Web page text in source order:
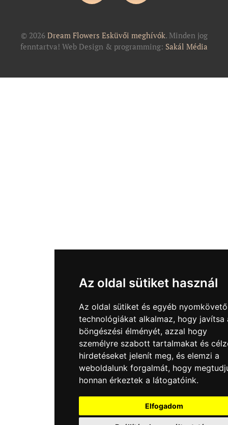
Az oldal sütiket használ
Az oldal sütiket és egyéb nyomkövető
technológiákat alkalmaz, hogy javítsa
böngészési élményét, azzal hogy
személyre szabott tartalmakat és
hirdetéseket jelenít meg, és elemzi a
weboldalunk forgalmát, hogy
honnan érkeztek a látogatóink.
Elfogadom
© 2026 Dream Flowers Esküvői meghívók. Minden jog
fenntartva! Web Design & programming: Sakál Média